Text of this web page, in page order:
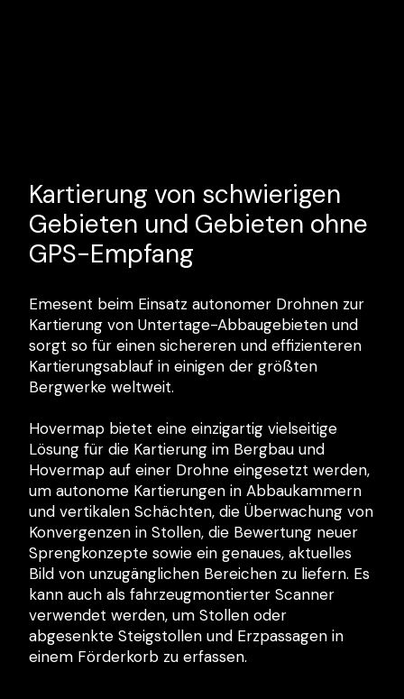
Kartierung von schwierigen
Gebieten und Gebieten ohne
GPS-Empfang
Emesent beim Einsatz autonomer Drohnen zur
Kartierung von Untertage-Abbaugebieten und
sorgt so für einen sichereren und effizienteren
Kartierungsablauf in einigen der größten
Bergwerke weltweit.
Hovermap bietet eine einzigartig vielseitige
Lösung für die Kartierung im Bergbau und
Hovermap auf einer Drohne eingesetzt werden,
um autonome Kartierungen in Abbaukammern
und vertikalen Schächten, die Überwachung von
Konvergenzen in Stollen, die Bewertung neuer
Sprengkonzepte sowie ein genaues, aktuelles
Bild von unzugänglichen Bereichen zu liefern. Es
kann auch als fahrzeugmontierter Scanner
verwendet werden, um Stollen oder
abgesenkte Steigstollen und Erzpassagen in
einem Förderkorb zu erfassen.